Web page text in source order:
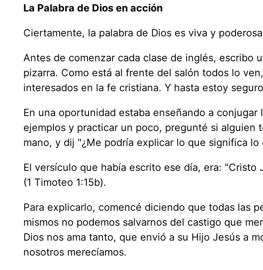
La Palabra de Dios en acción
Ciertamente, la palabra de Dios es viva y
Antes de comenzar cada clase de inglés, escribo
pizarra. Como está al frente del salón todos lo
interesados en la fe cristiana. Y hasta estoy
En una oportunidad estaba enseñando a
ejemplos y practicar un poco, pregunté si alguien
mano, y dij "¿Me podría explicar lo que significa
El versículo que había escrito ese día, era:
(1 Timoteo 1:15b).
Para explicarlo, comencé diciendo que todas las
mismos no podemos salvarnos del castigo que
Dios nos ama tanto, que envió a su Hijo Jesús a
nosotros merecíamos.